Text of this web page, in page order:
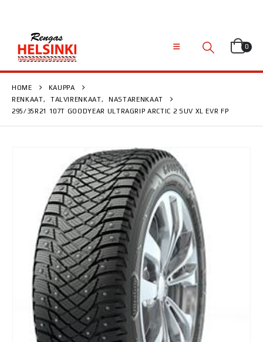
0
HOME
KAUPPA
RENKAAT, TALVIRENKAAT,
NASTARENKAAT
295/35R21 107T GOODYEAR ULTRAGRIP ARCTIC 2 SUV XL EVR FP